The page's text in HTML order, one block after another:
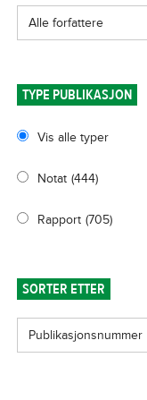
TYPE PUBLIKASJON
Vis alle typer
Notat (444)
Rapport (705)
SORTER ETTER